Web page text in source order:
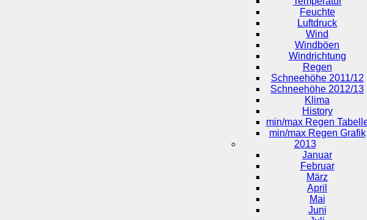
Feuchte
Luftdruck
Wind
Windböen
Windrichtung
Regen
Schneehöhe 2011/12
Schneehöhe 2012/13
Klima
History
min/max Regen
min/max Regen Grafik
2013
Januar
Februar
März
April
Mai
Juni